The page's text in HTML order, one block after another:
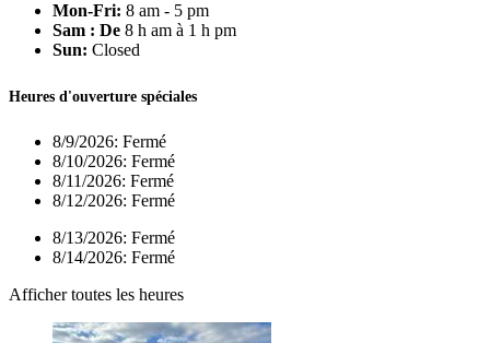
Mon-Fri: 8 am - 5 pm
Sam : De 8 h am à 1 h pm
Sun: Closed
Heures d'ouverture spéciales
8/9/2026: Fermé
8/10/2026: Fermé
8/11/2026: Fermé
8/12/2026: Fermé
8/13/2026: Fermé
8/14/2026: Fermé
Afficher toutes les heures